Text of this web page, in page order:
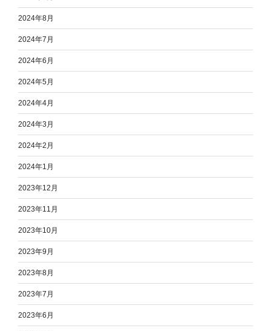
2024年8月
2024年7月
2024年6月
2024年5月
2024年4月
2024年3月
2024年2月
2024年1月
2023年12月
2023年11月
2023年10月
2023年9月
2023年8月
2023年7月
2023年6月